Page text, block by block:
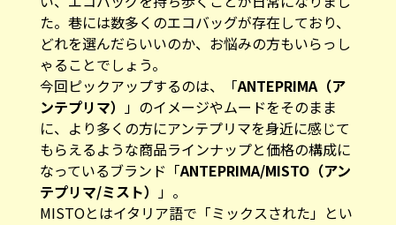
た。巷には数多くのエコバッグが存在しており、
どれを選んだらいいのか、お悩みの方もいらっし
ゃることでしょう。
今回ピックアップするのは、「ANTEPRIMA（ア
ンテプリマ） 」のイメージやムードをそのまま
に、より多くの方にアンテプリマを身近に感じて
もらえるような商品ラインナップと価格の構成に
なっているブランド「ANTEPRIMA/MISTO（アン
テプリマ/ミスト） 」。
MISTOとはイタリア語で「ミックスされた」とい